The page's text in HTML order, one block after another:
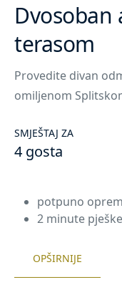
Dvosoban
terasom
Provedite divan
omiljenom
SMJEŠTAJ ZA
4 gosta
potpuno
2 minute
OPŠIRNIJE